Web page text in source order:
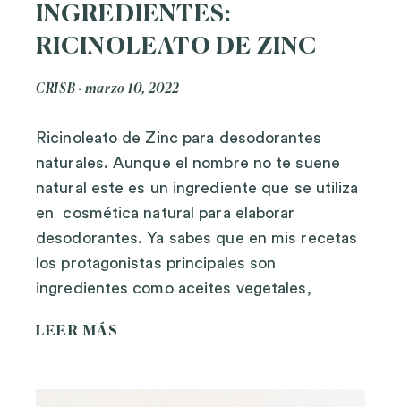
INGREDIENTES:
RICINOLEATO DE ZINC
CRISB marzo 10, 2022
Ricinoleato de Zinc para desodorantes
naturales. Aunque el nombre no te suene
natural este es un ingrediente que se utiliza
en cosmética natural para elaborar
desodorantes. Ya sabes que en mis recetas
los protagonistas principales son
ingredientes como aceites vegetales,
LEER MÁS